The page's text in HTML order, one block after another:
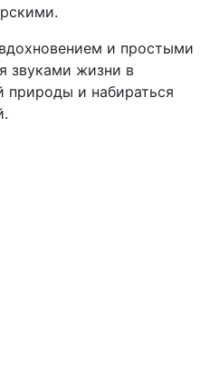
и простыми
звуками жизни в
природы и набираться